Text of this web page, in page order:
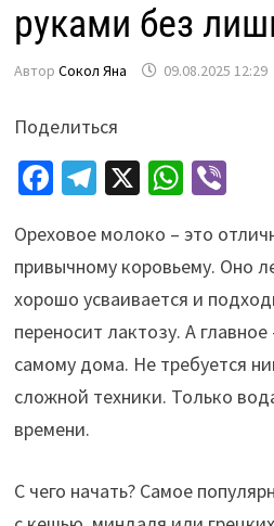
руками без
Автор Сокол Яна 09.08.2025 12:29
Поделиться
Fa
b
o
o
k
Te
gr
a
m
X W
at
sA
p
p
Vi
er
Ореховое молоко – это
привычному коровьему. Оно
хорошо усваивается и
переносит лактозу. А
самому дома. Не требуется
сложной техники. Только
времени.
С чего начать? Самое